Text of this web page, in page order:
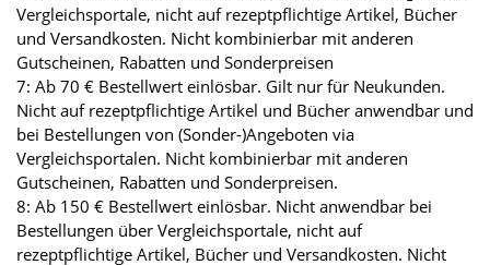
Vergleichsportale, nicht auf rezeptpflichtige Artikel, Bücher
und Versandkosten. Nicht kombinierbar mit anderen
Gutscheinen, Rabatten und Sonderpreisen
7: Ab 70 € Bestellwert einlösbar. Gilt nur für Neukunden.
Nicht auf rezeptpflichtige Artikel und Bücher anwendbar und
bei Bestellungen von (Sonder-)Angeboten via
Vergleichsportalen. Nicht kombinierbar mit anderen
Gutscheinen, Rabatten und Sonderpreisen.
8: Ab 150 € Bestellwert einlösbar. Nicht anwendbar bei
Bestellungen über Vergleichsportale, nicht auf
rezeptpflichtige Artikel, Bücher und Versandkosten. Nicht